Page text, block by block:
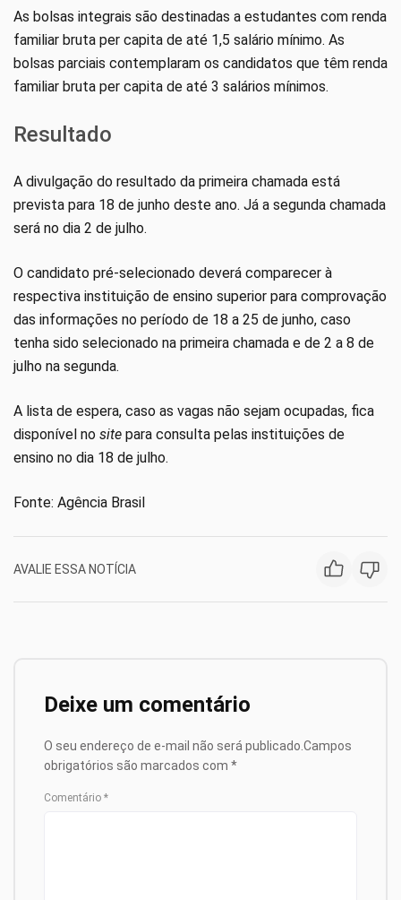
As bolsas integrais são destinadas a estudantes com renda
familiar bruta per capita de até 1,5 salário mínimo. As
bolsas parciais contemplaram os candidatos que têm renda
familiar bruta per capita de até 3 salários mínimos.
Resultado
A divulgação do resultado da primeira chamada está
prevista para 18 de junho deste ano. Já a segunda chamada
será no dia 2 de julho.
O candidato pré-selecionado deverá comparecer à
respectiva instituição de ensino superior para comprovação
das informações no período de 18 a 25 de junho, caso
tenha sido selecionado na primeira chamada e de 2 a 8 de
julho na segunda.
A lista de espera, caso as vagas não sejam ocupadas, fica
disponível no site para consulta pelas instituições de
ensino no dia 18 de julho.
Fonte: Agência Brasil
AVALIE ESSA NOTÍCIA
Deixe um comentário
O seu endereço de e-mail não será publicado.Campos
obrigatórios são marcados com *
Comentário *